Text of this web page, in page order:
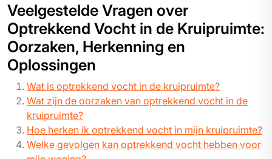
Veelgestelde Vragen over
Optrekkend Vocht in de Kruipruimte:
Oorzaken, Herkenning en
Oplossingen
Wat is optrekkend vocht in de kruipruimte?
Wat zijn de oorzaken van optrekkend vocht in de
kruipruimte?
Hoe herken ik optrekkend vocht in mijn kruipruimte?
Welke gevolgen kan optrekkend vocht hebben voor